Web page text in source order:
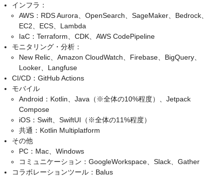
インフラ：
AWS：RDS Aurora、OpenSearch、SageMaker、Bedrock、
EC2、ECS、Lambda
IaC：Terraform、CDK、AWS CodePipeline
モニタリング・分析：
New Relic、Amazon CloudWatch、Firebase、BigQuery、
Looker、Langfuse
CI/CD：GitHub Actions
モバイル
Android：Kotlin、Java（※全体の10%程度）、Jetpack
Compose
iOS：Swift、SwiftUI（※全体の11%程度）
共通：Kotlin Multiplatform
その他
PC：Mac、Windows
コミュニケーション：GoogleWorkspace、Slack、Gather
コラボレーションツール：Balus